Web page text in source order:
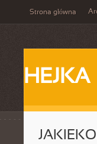
Strona główna
HEJKA